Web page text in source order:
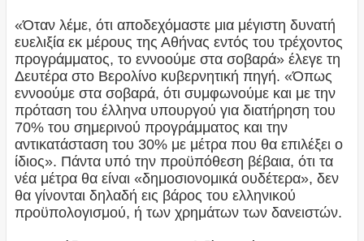
«Όταν λέμε, ότι αποδεχόμαστε μια μέγιστη δυνατή
ευελιξία εκ μέρους της Αθήνας εντός του τρέχοντος
προγράμματος, το εννοούμε στα σοβαρά» έλεγε τη
Δευτέρα στο Βερολίνο κυβερνητική πηγή. «Όπως
εννοούμε στα σοβαρά, ότι συμφωνούμε και με την
πρόταση του έλληνα υπουργού για διατήρηση του
70% του σημερινού προγράμματος και την
αντικατάσταση του 30% με μέτρα που θα επιλέξει ο
ίδιος». Πάντα υπό την προϋπόθεση βέβαια, ότι τα
νέα μέτρα θα είναι «δημοσιονομικά ουδέτερα», δεν
θα γίνονται δηλαδή εις βάρος του ελληνικού
προϋπολογισμού, ή των χρημάτων των δανειστών.